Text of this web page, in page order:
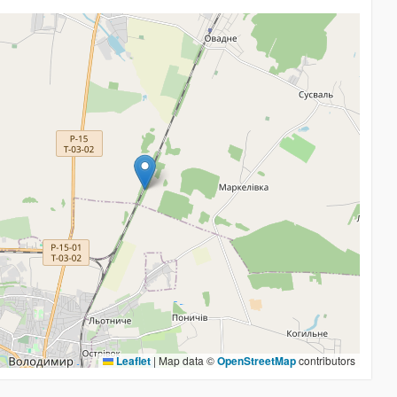
Leaflet | Map data ©OpenStreetMapcontributors